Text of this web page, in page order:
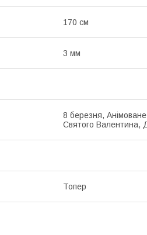
170 см
3 мм
8 березня,
Святого Валентина,
Топер